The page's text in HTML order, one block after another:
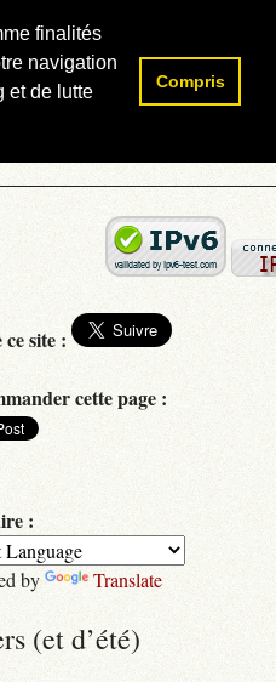
finalités
navigation
et de lutte
Compris
Rechercher :
site :
cette page :
:
by Translate
(et d’été)